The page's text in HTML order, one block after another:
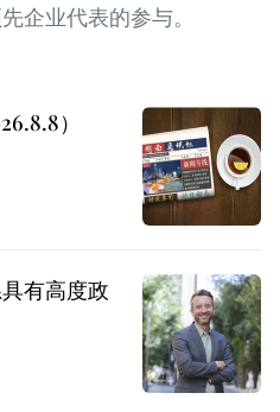
企业代表的参与。
）
有高度政